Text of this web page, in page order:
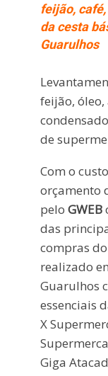
feijão,
da cesta
Guarulhos
feijão, óleo,
de
Com o
orçamento
pelo GWEB
das
compras
realizado
Guarulhos
essenciais
X
Giga